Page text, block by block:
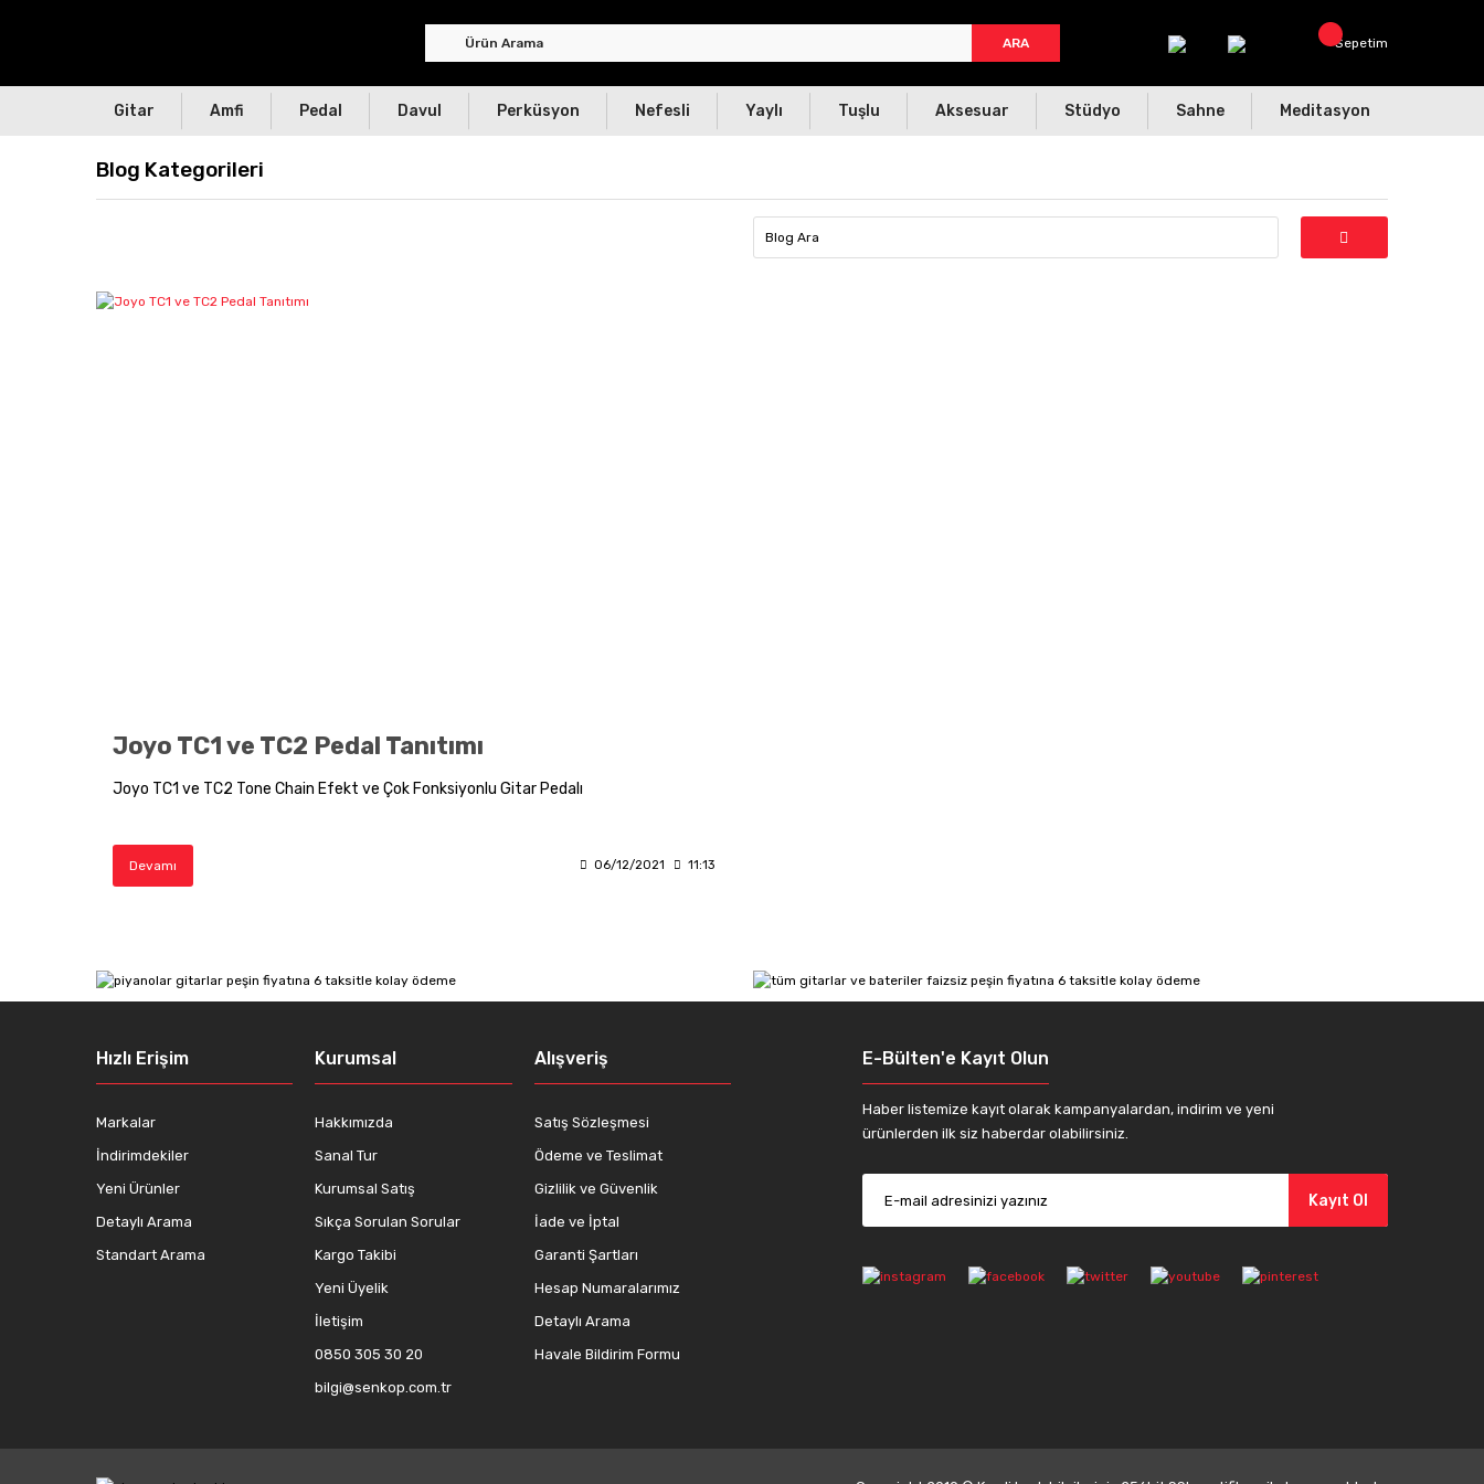
ARA Sepetim
Gitar Amfi Pedal Davul Perküsyon Nefesli Yaylı Tuşlu Aksesuar Stüdyo Sahne Meditasyon
Blog Kategorileri
Joyo TC1 ve TC2 Pedal Tanıtımı
Joyo TC1 ve TC2 Tone Chain Efekt ve Çok Fonksiyonlu Gitar Pedalı
Devamı 06/12/2021 11:13
Hızlı Erişim
Markalar
İndirimdekiler
Yeni Ürünler
Detaylı Arama
Standart Arama
Kurumsal
Hakkımızda
Sanal Tur
Kurumsal Satış
Sıkça Sorulan Sorular
Kargo Takibi
Yeni Üyelik
İletişim
0850 305 30 20
bilgi@senkop.com.tr
Alışveriş
Satış Sözleşmesi
Ödeme ve Teslimat
Gizlilik ve Güvenlik
İade ve İptal
Garanti Şartları
Hesap Numaralarımız
Detaylı Arama
Havale Bildirim Formu
E-Bülten'e Kayıt Olun
Haber listemize kayıt olarak kampanyalardan, indirim ve yeni
ürünlerden ilk siz haberdar olabilirsiniz.
Kayıt Ol